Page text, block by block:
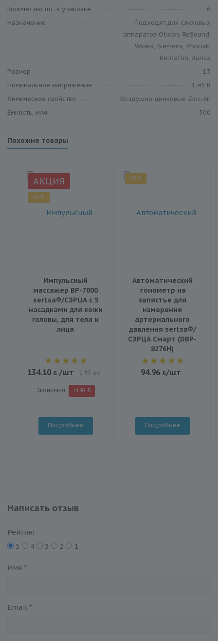
Количество шт. в упаковке
6
Назначение
Подходят для слуховых
аппаратов Oticon, ReSound,
Widex, Siemens, Phonak,
Bernafon, Aurica
Размер
13
Номинальное напряжение
1,45 В
Химическое свойство
Воздушно-цинковые Zinc-Air
Емкость, мАч
300
Похожие товары
АКЦИЯ
ХИТ
Импульсный
массажер BP-7000
sertsa®/СЭРЦА с 5
насадками для кожи
головы, для тела и
лица
134.10 /шт 149 BYN
Экономия 14.90
Подробнее
ХИТ
Автоматический
тонометр на
запястье для
измерения
артериального
давления sertsa®/
СЭРЦА Смарт (DBP-
8276H)
94.96 /шт
Подробнее
Написать отзыв
Рейтинг
5
4 3 2 1
Имя *
Email *